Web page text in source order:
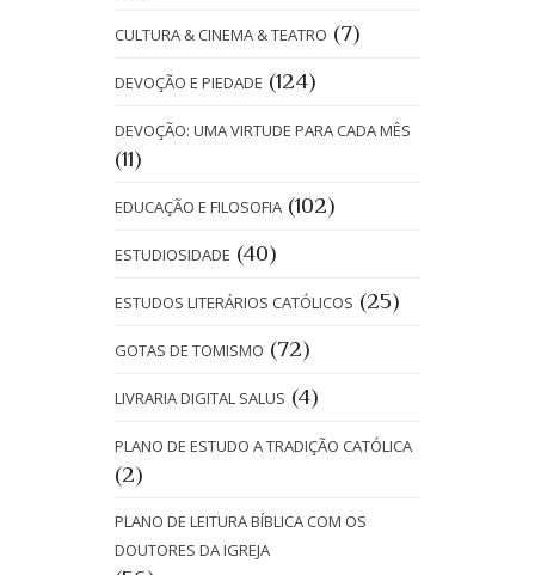
CULTURA & CINEMA & TEATRO (7)
DEVOÇÃO E PIEDADE (124)
DEVOÇÃO: UMA VIRTUDE PARA CADA MÊS
(11)
EDUCAÇÃO E FILOSOFIA (102)
ESTUDIOSIDADE (40)
ESTUDOS LITERÁRIOS CATÓLICOS (25)
GOTAS DE TOMISMO (72)
LIVRARIA DIGITAL SALUS (4)
PLANO DE ESTUDO A TRADIÇÃO CATÓLICA
(2)
PLANO DE LEITURA BÍBLICA COM OS
DOUTORES DA IGREJA